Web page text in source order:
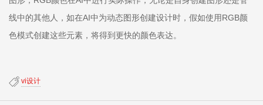
线中的其他人，如在AI中为动态图形创建设计时，假如使用RGB颜
色模式创建这些元素，将得到更快的颜色表达。
vi设计